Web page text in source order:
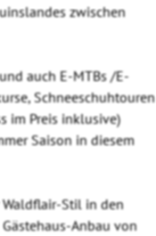
zwischen
auch E-MTBs /E-
Schneeschuhtouren
im Preis inklusive)
Saison in diesem
Waldflair-Stil in den
Anbau von